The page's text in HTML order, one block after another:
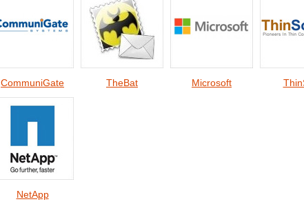
CommuniGate TheBat Microsoft
NetApp